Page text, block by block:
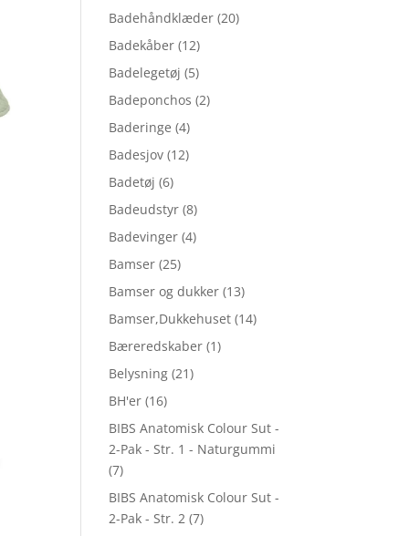
Badehåndklæder (20)
Badekåber (12)
Badelegetøj (5)
Badeponchos (2)
Baderinge (4)
Badesjov (12)
Badetøj (6)
Badeudstyr (8)
Badevinger (4)
Bamser (25)
Bamser og dukker (13)
Bamser,Dukkehuset (14)
Bæreredskaber (1)
Belysning (21)
BH'er (16)
BIBS Anatomisk Colour Sut -
2-Pak - Str. 1 - Naturgummi
(7)
BIBS Anatomisk Colour Sut -
2-Pak - Str. 2 (7)